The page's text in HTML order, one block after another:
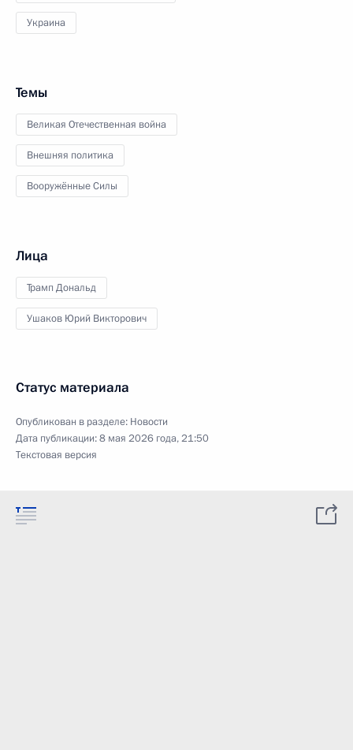
Украина
Темы
Великая Отечественная война
Внешняя политика
Вооружённые Силы
Лица
Трамп Дональд
Ушаков Юрий Викторович
Статус материала
Опубликован в разделе: Новости
Дата публикации:8 мая 2026 года, 21:50
Текстовая версия